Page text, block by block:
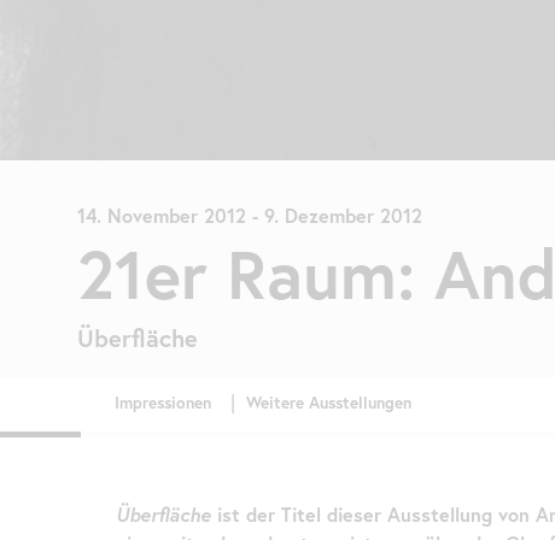
14. November 2012 - 9. Dezember 2012
21er Raum:
Überfläche
Überflächeist der Titel dieser Ausstellung von